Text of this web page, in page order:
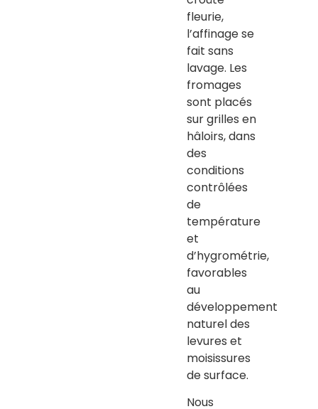
fleurie,
l’affinage se
fait sans
lavage. Les
fromages
sont placés
sur grilles en
hâloirs, dans
des
conditions
contrôlées
de
température
et
d’hygrométrie,
favorables
au
développement
naturel des
levures et
moisissures
de surface.
Nous